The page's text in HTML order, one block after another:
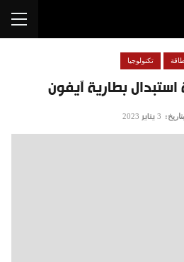
بطارية آيفون
تكنولوجيا
3 يناير 2023